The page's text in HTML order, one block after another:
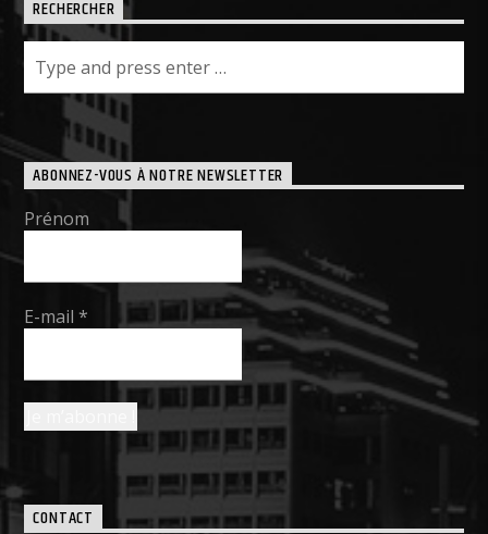
RECHERCHER
ABONNEZ-VOUS À NOTRE NEWSLETTER
Prénom
E-mail*
CONTACT